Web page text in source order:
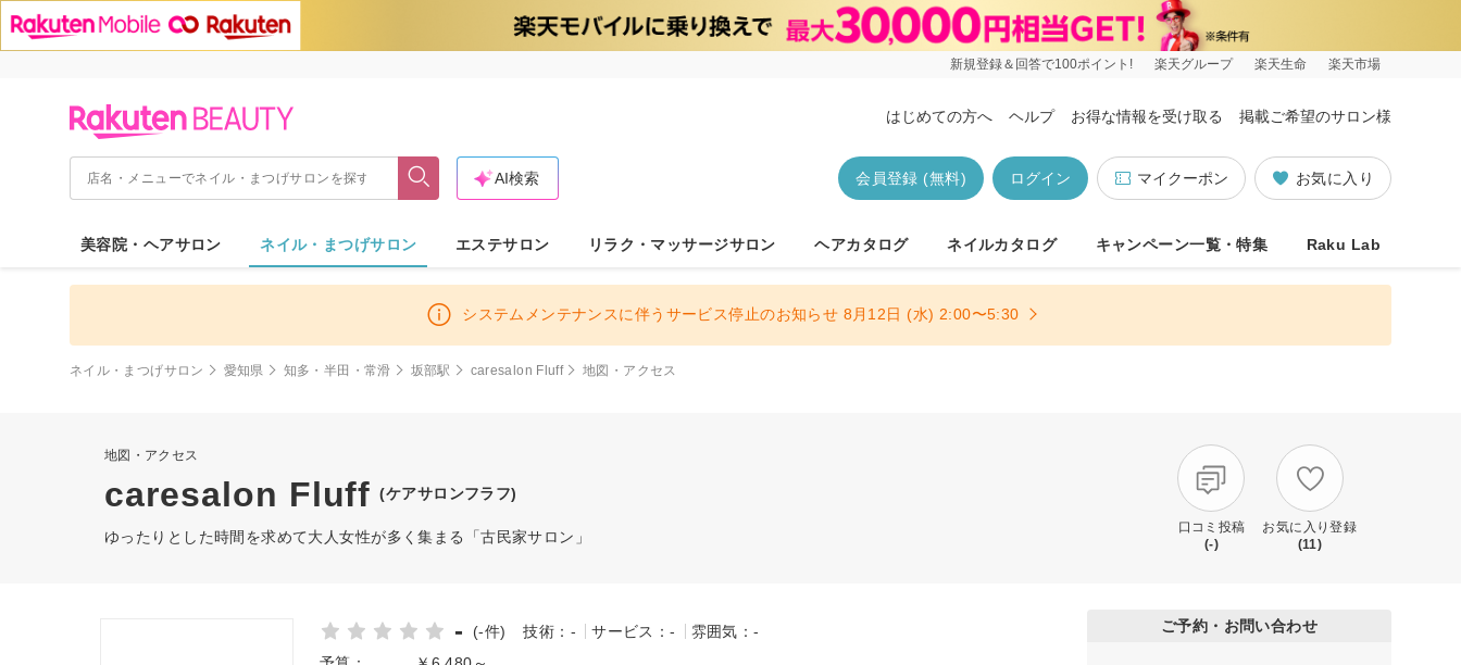
新規登録＆回答で100ポイント! 楽天グループ 楽天生命 楽天市場
はじめての方へ ヘルプ お得な情報を受け取る 掲載ご希望のサロン様
お気に入り
マイクーポン
ログイン
会員登録 (無料)
AI検索
美容院・ヘアサロン ネイル・まつげサロン エステサロン リラク・マッサージサロン ヘアカタログ ネイルカタログ キャンペーン一覧・特集 Raku Lab
システムメンテナンスに伴うサービス停止のお知らせ 8月12日 (水) 2:00〜5:30
ネイル・まつげサロン 愛知県 知多・半田・常滑 坂部駅 caresalon Fluff 地図・アクセス
地図・アクセス
caresalon Fluff (ケアサロンフラフ)
ゆったりとした時間を求めて大人女性が多く集まる「古民家サロン」
口コミ投稿
(-)
お気に入り登録
(11)
- (-件) 技術：- サービス：-
雰囲気：-
ご予約・お問い合わせ